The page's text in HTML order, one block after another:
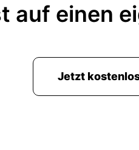
auf einen
Jetzt